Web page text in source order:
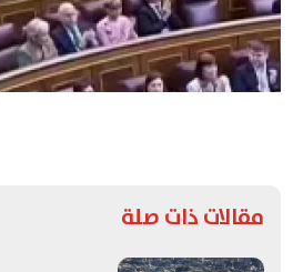
مقالات ذات صلة